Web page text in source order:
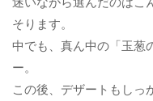
そります。
中でも、真ん中の「玉葱
ー。
この後、デザートもしっ